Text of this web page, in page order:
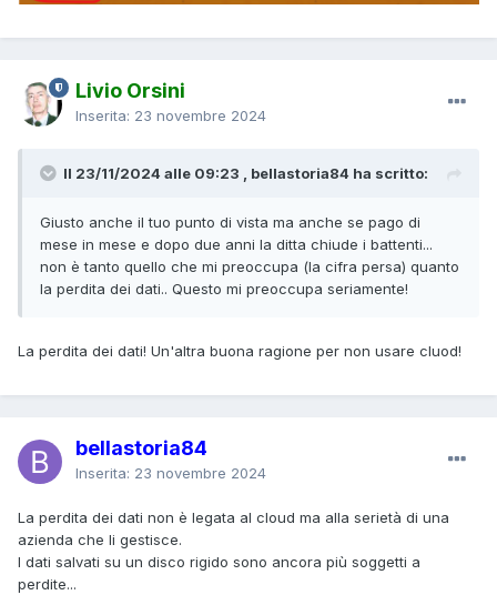
Livio Orsini
Inserita: 23 novembre 2024
Il 23/11/2024 alle 09:23 , bellastoria84 ha scritto:
Giusto anche il tuo punto di vista ma anche se pago di
mese in mese e dopo due anni la ditta chiude i battenti...
non è tanto quello che mi preoccupa (la cifra persa) quanto
la perdita dei dati.. Questo mi preoccupa seriamente!
La perdita dei dati! Un'altra buona ragione per non usare cluod!
bellastoria84
Inserita: 23 novembre 2024
La perdita dei dati non è legata al cloud ma alla serietà di una
azienda che li gestisce.
I dati salvati su un disco rigido sono ancora più soggetti a
perdite...